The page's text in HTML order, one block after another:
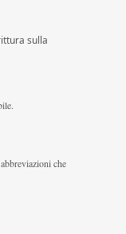
sulla
che